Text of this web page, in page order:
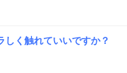
しく触れていいですか？